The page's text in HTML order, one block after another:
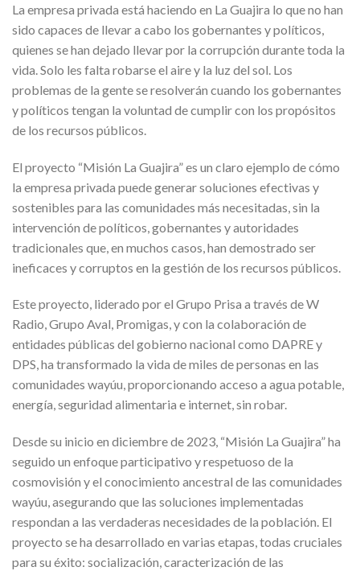
La empresa privada está haciendo en La Guajira lo que no han
sido capaces de llevar a cabo los gobernantes y políticos,
quienes se han dejado llevar por la corrupción durante toda la
vida. Solo les falta robarse el aire y la luz del sol. Los
problemas de la gente se resolverán cuando los gobernantes
y políticos tengan la voluntad de cumplir con los propósitos
de los recursos públicos.
El proyecto “Misión La Guajira” es un claro ejemplo de cómo
la empresa privada puede generar soluciones efectivas y
sostenibles para las comunidades más necesitadas, sin la
intervención de políticos, gobernantes y autoridades
tradicionales que, en muchos casos, han demostrado ser
ineficaces y corruptos en la gestión de los recursos públicos.
Este proyecto, liderado por el Grupo Prisa a través de W
Radio, Grupo Aval, Promigas, y con la colaboración de
entidades públicas del gobierno nacional como DAPRE y
DPS, ha transformado la vida de miles de personas en las
comunidades wayúu, proporcionando acceso a agua potable,
energía, seguridad alimentaria e internet, sin robar.
Desde su inicio en diciembre de 2023, “Misión La Guajira” ha
seguido un enfoque participativo y respetuoso de la
cosmovisión y el conocimiento ancestral de las comunidades
wayúu, asegurando que las soluciones implementadas
respondan a las verdaderas necesidades de la población. El
proyecto se ha desarrollado en varias etapas, todas cruciales
para su éxito: socialización, caracterización de las